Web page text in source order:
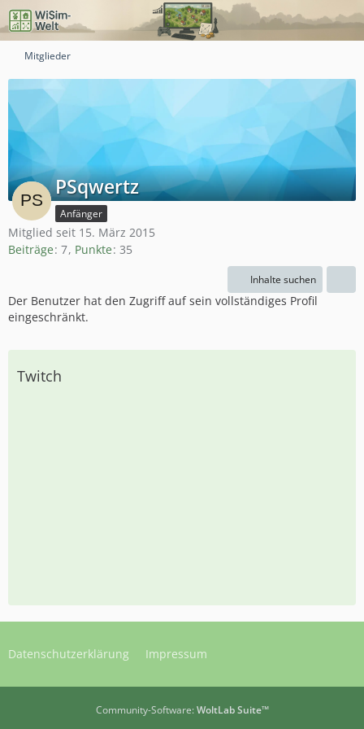
Mitglieder
PSqwertz
Anfänger
Mitglied seit 15. März 2015
Beiträge 7 Punkte 35
Inhalte suchen
Der Benutzer hat den Zugriff auf sein vollständiges Profil
eingeschränkt.
Twitch
Datenschutzerklärung Impressum
Community-Software: WoltLab Suite™